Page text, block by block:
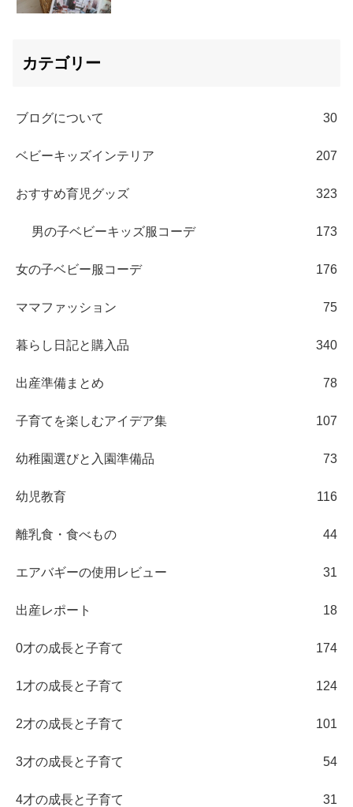
カテゴリー
ブログについて 30
ベビーキッズインテリア 207
おすすめ育児グッズ 323
男の子ベビーキッズ服コーデ 173
女の子ベビー服コーデ 176
ママファッション 75
暮らし日記と購入品 340
出産準備まとめ 78
子育てを楽しむアイデア集 107
幼稚園選びと入園準備品 73
幼児教育 116
離乳食・食べもの 44
エアバギーの使用レビュー 31
出産レポート 18
0才の成長と子育て 174
1才の成長と子育て 124
2才の成長と子育て 101
3才の成長と子育て 54
4才の成長と子育て 31